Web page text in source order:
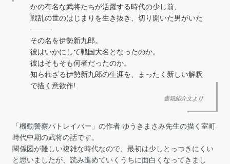
かの有名な武将たちが活躍する時代の少し前、
戦乱の世のはじまりを生き抜き、切り開いた男がいた
―――
その名を伊勢新九郎。
彼はいかにして戦国大名となったのか。
彼はそもそも何者だったのか。
知られざる伊勢新九郎の生涯を、まったく新しい解釈
で描く意欲作!
書籍紹介文より
「機動警察パトレイバー」の作者 ゆうきまさみ先生の描く室町
時代中期の武将の話です。
関係図が難しい複雑な時代なので、最初は少しとっつきにくい
と思いましたが、読み進めていくうちに面白くなってきまし